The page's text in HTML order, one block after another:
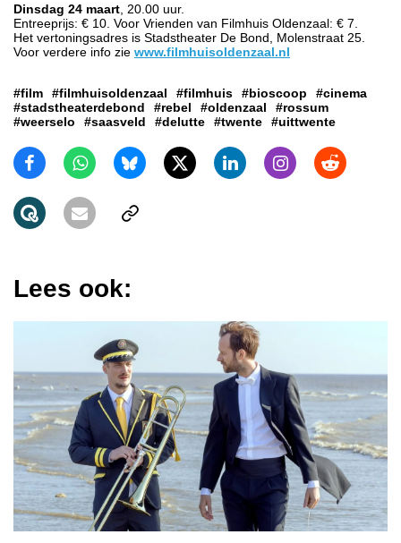
Dinsdag 24 maart , 20.00 uur.
Entreeprijs: € 10. Voor Vrienden van Filmhuis Oldenzaal: € 7.
Het vertoningsadres is Stadstheater De Bond, Molenstraat 25.
Voor verdere info zie www.filmhuisoldenzaal.nl
#film #filmhuisoldenzaal #filmhuis #bioscoop
#cinema
#stadstheaterdebond
#rebel #oldenzaal
#rossum
#weerselo
#saasveld #delutte #twente #uittwente
Lees ook: